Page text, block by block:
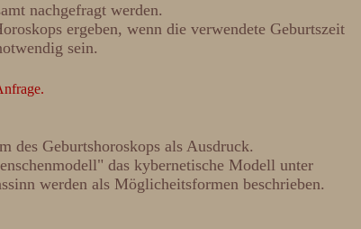
nachgefragt werden.
ergeben, wenn die verwendete Geburtszeit
sein.
des Geburtshoroskops als Ausdruck.
das kybernetische Modell unter
werden als Möglicheitsformen beschrieben.